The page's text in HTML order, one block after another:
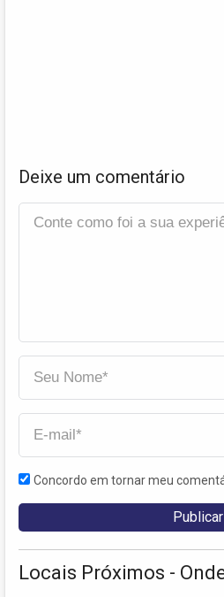
Deixe um comentário
Concordo em tornar meu
Locais Próximos -